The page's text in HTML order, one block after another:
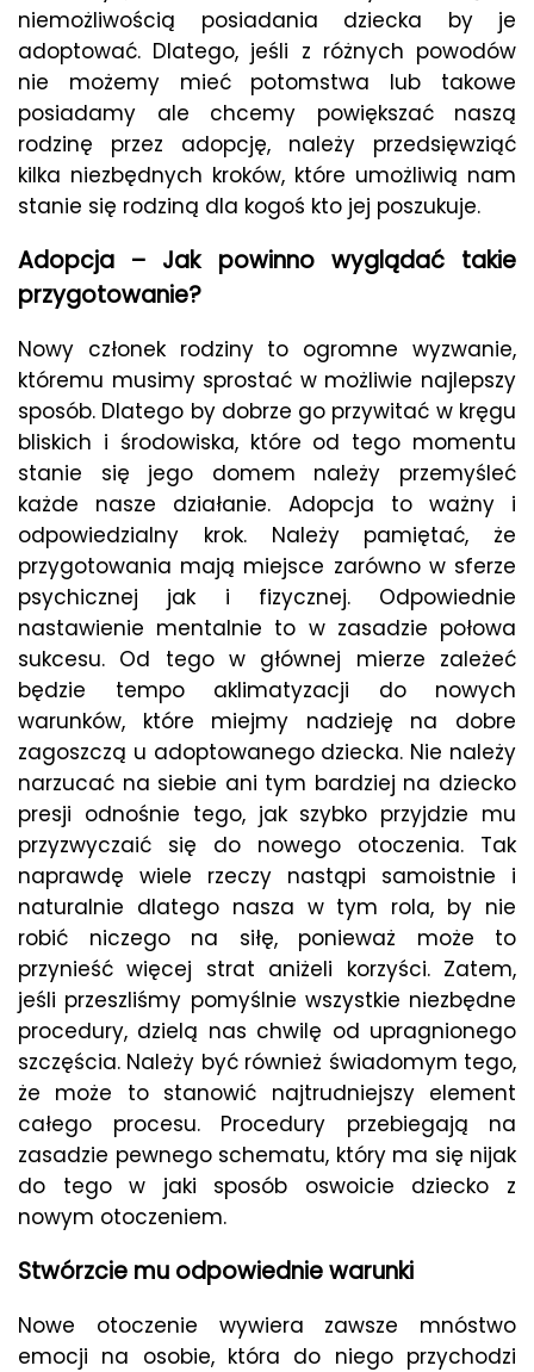
niemożliwością posiadania dziecka by je
adoptować. Dlatego, jeśli z różnych powodów
nie możemy mieć potomstwa lub takowe
posiadamy ale chcemy powiększać naszą
rodzinę przez adopcję, należy przedsięwziąć
kilka niezbędnych kroków, które umożliwią nam
stanie się rodziną dla kogoś kto jej poszukuje.
Adopcja – Jak powinno wyglądać takie
przygotowanie?
Nowy członek rodziny to ogromne wyzwanie,
któremu musimy sprostać w możliwie najlepszy
sposób. Dlatego by dobrze go przywitać w kręgu
bliskich i środowiska, które od tego momentu
stanie się jego domem należy przemyśleć
każde nasze działanie. Adopcja to ważny i
odpowiedzialny krok. Należy pamiętać, że
przygotowania mają miejsce zarówno w sferze
psychicznej jak i fizycznej. Odpowiednie
nastawienie mentalnie to w zasadzie połowa
sukcesu. Od tego w głównej mierze zależeć
będzie tempo aklimatyzacji do nowych
warunków, które miejmy nadzieję na dobre
zagoszczą u adoptowanego dziecka. Nie należy
narzucać na siebie ani tym bardziej na dziecko
presji odnośnie tego, jak szybko przyjdzie mu
przyzwyczaić się do nowego otoczenia. Tak
naprawdę wiele rzeczy nastąpi samoistnie i
naturalnie dlatego nasza w tym rola, by nie
robić niczego na siłę, ponieważ może to
przynieść więcej strat aniżeli korzyści. Zatem,
jeśli przeszliśmy pomyślnie wszystkie niezbędne
procedury, dzielą nas chwilę od upragnionego
szczęścia. Należy być również świadomym tego,
że może to stanowić najtrudniejszy element
całego procesu. Procedury przebiegają na
zasadzie pewnego schematu, który ma się nijak
do tego w jaki sposób oswoicie dziecko z
nowym otoczeniem.
Stwórzcie mu odpowiednie warunki
Nowe otoczenie wywiera zawsze mnóstwo
emocji na osobie, która do niego przychodzi